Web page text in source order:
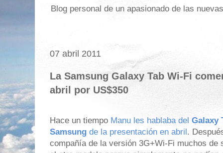
Blog personal de un apasionado de las
07 abril 2011
La Samsung Galaxy Tab Wi-Fi
abril por US$350
Hace un tiempo Manu les hablaba del Galaxy
Samsung de la presentación en abril.
compañía de la versión 3G+Wi-Fi muchos de